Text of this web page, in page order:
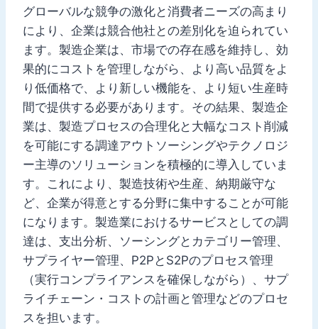
グローバルな競争の激化と消費者ニーズの高まり
により、企業は競合他社との差別化を迫られてい
ます。製造企業は、市場での存在感を維持し、効
果的にコストを管理しながら、より高い品質をよ
り低価格で、より新しい機能を、より短い生産時
間で提供する必要があります。その結果、製造企
業は、製造プロセスの合理化と大幅なコスト削減
を可能にする調達アウトソーシングやテクノロジ
ー主導のソリューションを積極的に導入していま
す。これにより、製造技術や生産、納期厳守な
ど、企業が得意とする分野に集中することが可能
になります。製造業におけるサービスとしての調
達は、支出分析、ソーシングとカテゴリー管理、
サプライヤー管理、P2PとS2Pのプロセス管理
（実行コンプライアンスを確保しながら）、サプ
ライチェーン・コストの計画と管理などのプロセ
スを担います。